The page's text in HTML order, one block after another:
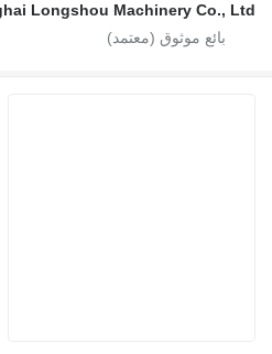
Shanghai Longshou Machinery